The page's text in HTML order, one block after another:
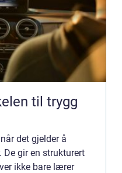
til trygg
det gjelder å
gir en strukturert
ikke bare lærer